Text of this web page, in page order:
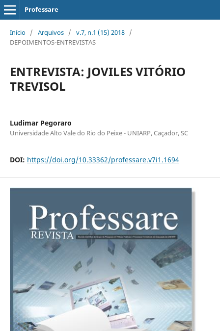
Professare
Início / Arquivos / v.7, n.1 (15) 2018 /
DEPOIMENTOS-ENTREVISTAS
ENTREVISTA: JOVILES VITÓRIO
TREVISOL
Ludimar Pegoraro
Universidade Alto Vale do Rio do Peixe - UNIARP, Caçador, SC
DOI: https://doi.org/10.33362/professare.v7i1.1694